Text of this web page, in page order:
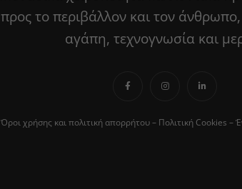
προς το περιβάλλον και τον
αγάπη, τεχνογνωσία και
Όροι χρήσης και πολιτική απορρήτου– Πολιτική Cookies –